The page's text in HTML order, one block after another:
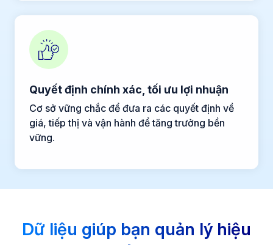
Quyết định chính xác, tối ưu lợi nhuận
Cơ sở vững chắc để đưa ra các quyết định về
giá, tiếp thị và vận hành để tăng trưởng bền
vững.
Dữ liệu giúp bạn quản lý hiệu